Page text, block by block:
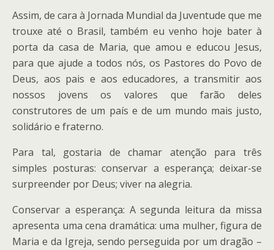
Assim, de cara à Jornada Mundial da Juventude que me
trouxe até o Brasil, também eu venho hoje bater à
porta da casa de Maria, que amou e educou Jesus,
para que ajude a todos nós, os Pastores do Povo de
Deus, aos pais e aos educadores, a transmitir aos
nossos jovens os valores que farão deles
construtores de um país e de um mundo mais justo,
solidário e fraterno.
Para tal, gostaria de chamar atenção para três
simples posturas: conservar a esperança; deixar-se
surpreender por Deus; viver na alegria.
Conservar a esperança: A segunda leitura da missa
apresenta uma cena dramática: uma mulher, figura de
Maria e da Igreja, sendo perseguida por um dragão –